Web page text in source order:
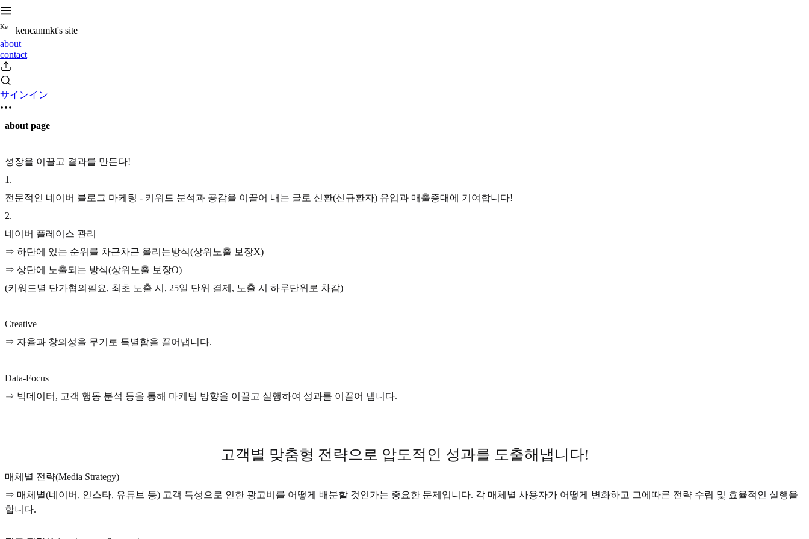
Ke
kencanmkt's site
about
contact
サインイン
about page
성장을 이끌고 결과를 만든다!
1 .
전문적인 네이버 블로그 마케팅 - 키워드 분석과 공감을 이끌어 내는 글로 신환(신규환자) 유입과 매출증대에 기여합니다!
2.
네이버 플레이스 관리
⇒ 하단에 있는 순위를 차근차근 올리는방식(상위노출 보장X)
⇒ 상단에 노출되는 방식(상위노출 보장O)
(키워드별 단가협의필요, 최초 노출 시, 25일 단위 결제, 노출 시 하루단위로 차감)
Creative
⇒ 자율과 창의성을 무기로 특별함을 끌어냅니다.
Data-Focus
⇒ 빅데이터, 고객 행동 분석 등을 통해 마케팅 방향을 이끌고 실행하여 성과를 이끌어 냅니다.
고객별 맞춤형 전략으로 압도적인 성과를 도출해냅니다!
매체별 전략(Media Strategy)
⇒ 매체별(네이버, 인스타, 유튜브 등) 고객 특성으로 인한 광고비를 어떻게 배분할 것인가는 중요한 문제입니다. 각 매체별 사용자가 어떻게 변화하고 그에따른 전략 수립 및 효율적인 실행을
합니다.